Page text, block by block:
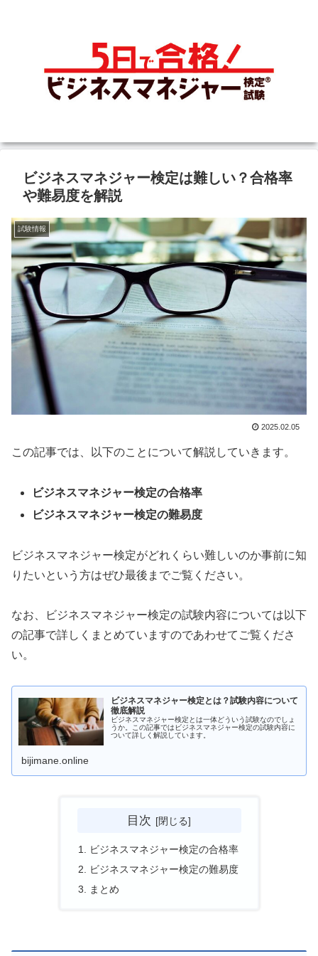
ビジネスマネジャー検定は難しい？合格率
や難易度を解説
試験情報
2025.02.05
この記事では、以下のことについて解説していきます。
ビジネスマネジャー検定の合格率
ビジネスマネジャー検定の難易度
ビジネスマネジャー検定がどれくらい難しいのか事前に知
りたいという方はぜひ最後までご覧ください。
なお、ビジネスマネジャー検定の試験内容については以下
の記事で詳しくまとめていますのであわせてご覧くださ
い。
ビジネスマネジャー検定とは？試験内容について
徹底解説
ビジネスマネジャー検定とは一体どういう試験なのでしょ
うか。この記事ではビジネスマネジャー検定の試験内容に
ついて詳しく解説しています。
bijimane.online
目次
ビジネスマネジャー検定の合格率
ビジネスマネジャー検定の難易度
まとめ